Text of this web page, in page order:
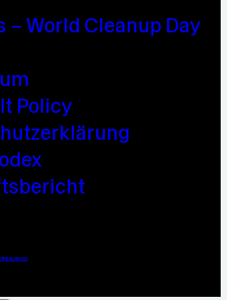
– World Cleanup Day
It Policy
linkup.design